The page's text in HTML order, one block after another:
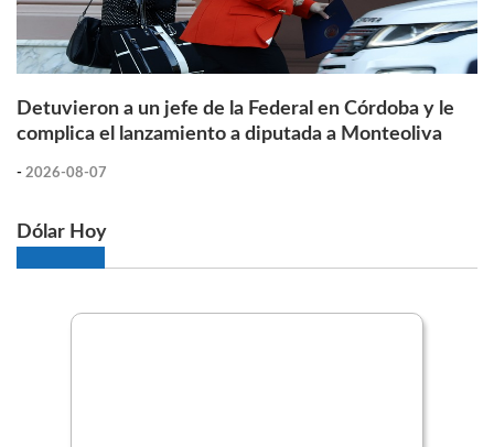
Detuvieron a un jefe de la Federal en Córdoba y le
complica el lanzamiento a diputada a Monteoliva
- 2026-08-07
Dólar Hoy